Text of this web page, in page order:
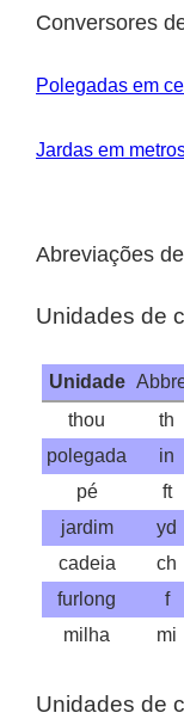
Conversores
Polegadas em
Jardas em
Abreviações
Unidades de
Unidade
thou
th
polegada
in
pé
ft
jardim
yd
cadeia
ch
furlong
f
milha
mi
Unidades de